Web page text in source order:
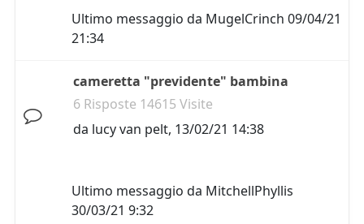
Ultimo messaggio da MugelCrinch 09/04/21
21:34
cameretta "previdente" bambina
6 Risposte 14615 Visite
da lucy van pelt, 13/02/21 14:38
Ultimo messaggio da MitchellPhyllis
30/03/21 9:32